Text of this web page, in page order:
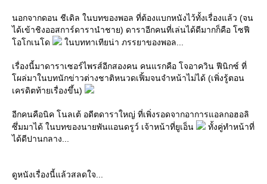
นอกจากดอน ชีเดิล ในบทของพอล ที่ต้องแบกหนังไว้ทั้งเรื่องแล้ว (จน
ได้เข้าชิงออสการ์ดารานำชาย) ดาราอีกคนที่เล่นได้ดีมากก็คือ โซฟี
อโกเนโด
นบททาเทียน่า ภรรยาของพอล...
เรื่องนี้มาดาราเซอร์ไพรส์อีกสองคน คนแรกคือ โจอาควิน ฟีนิกซ์ ที่
ผล่มาในบทนักข่าวต่างชาติหนวดเฟิ้มจนจำหน้าไม่ได้ (เพิ่งรู้ตอน
เครดิตท้ายเรื่องขึ้น)
อีกคนคือนิค โนลเต้ อดีตดาราใหญ่ ที่เพิ่งรอดจากอาการแอลกอฮอลิ
ซึ่มมาได้ ในบทของนายพันแอนดรูว์ เจ้าหน้าที่ยูเอ็น
ทั้งคู่ทำหน้าที่
ได้ดีปานกลาง...
ดูหนังเรื่องนี้แล้วสลดใจ...